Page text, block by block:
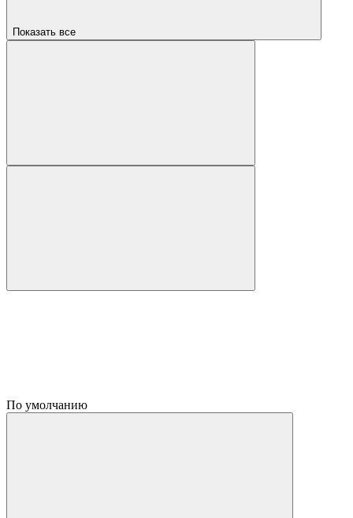
Показать все
По умолчанию